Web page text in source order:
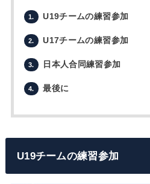
1. U19チームの練習参加
2. U17チームの練習参加
3. 日本人合同練習参加
4. 最後に
U19チームの練習参加